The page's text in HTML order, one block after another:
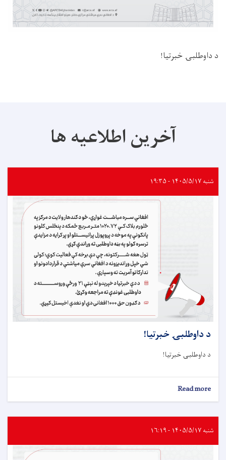
د داوطلبۍ خبرتیا!
آخرین اطلاعیه ها
شنبه ۱۴۰۵/۵/۱۷ - ۱۹:۳۵
د داوطلبۍ خبرتيا!
د داوطلبۍ خبرتيا!
Read more
د
خبرتيا!
شنبه ۱۴۰۵/۵/۱۷ - ۱۶:۱۹